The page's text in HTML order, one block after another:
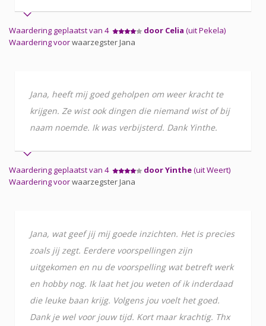
Waardering geplaatst van 4 door Celia (uit Pekela)
Waardering voorwaarzegster Jana
Jana, heeft mij goed geholpen om weer kracht te
krijgen. Ze wist ook dingen die niemand wist of bij
naam noemde. Ik was verbijsterd. Dank Yinthe.
Waardering geplaatst van 4 door Yinthe(uit Weert)
Waardering voorwaarzegster Jana
Jana, wat geef jij mij goede inzichten. Het is precies
zoals jij zegt. Eerdere voorspellingen zijn
uitgekomen en nu de voorspelling wat betreft werk
en hobby nog. Ik laat het jou weten of ik inderdaad
die leuke baan krijg. Volgens jou voelt het goed.
Dank je wel voor jouw tijd. Kort maar krachtig. Thx